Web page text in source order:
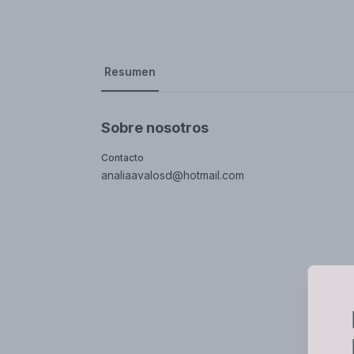
Resumen
Sobre nosotros
Contacto
analiaavalosd@hotmail.com